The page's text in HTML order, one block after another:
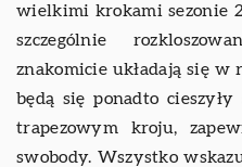
wielkimi krokami sezonie
szczególnie
znakomicie układają się w
będą się ponadto
trapezowym kroju,
swobody. Wszystko